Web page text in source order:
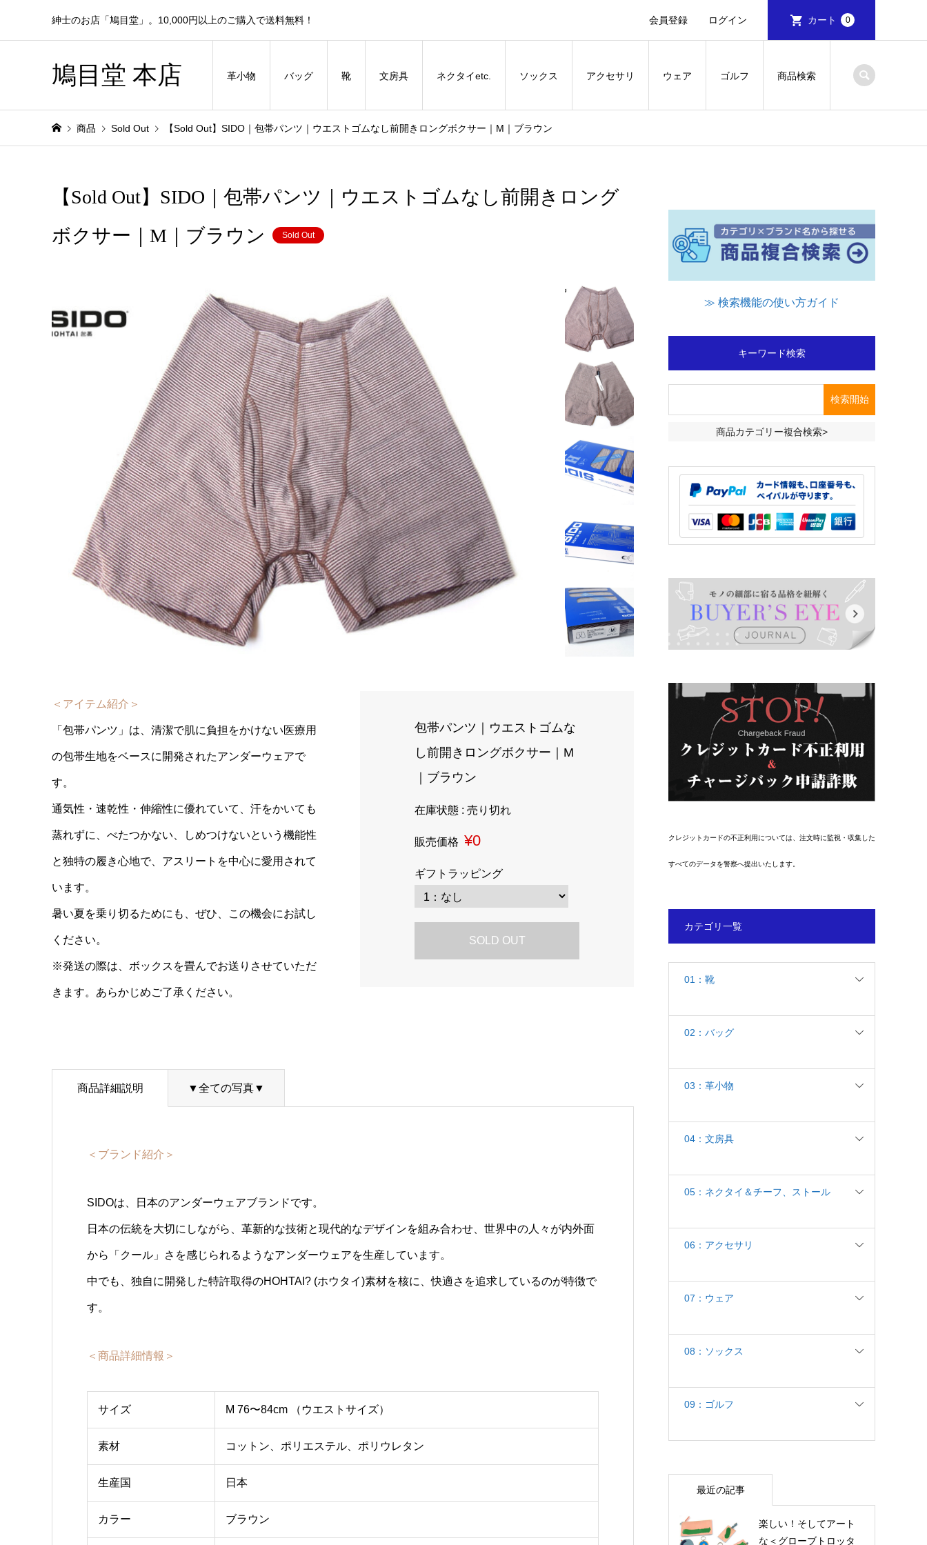
紳士のお店「鳩目堂」。10,000円以上のご購入で送料無料！ 会員登録 ログイン カート 0
鳩目堂 本店 革小物 バッグ 靴 文房具 ネクタイetc. ソックス アクセサリ ウェア ゴルフ 商品検索
商品 Sold Out 【Sold Out】SIDO｜包帯パンツ｜ウエストゴムなし前開きロングボクサー｜M｜ブラウン
【Sold Out】SIDO｜包帯パンツ｜ウエストゴムなし前開きロング
ボクサー｜M｜ブラウン
Sold Out
＜アイテム紹介＞
「包帯パンツ」は、清潔で肌に負担をかけない医療用
の包帯生地をベースに開発されたアンダーウェアで
す。
通気性・速乾性・伸縮性に優れていて、汗をかいても
蒸れずに、べたつかない、しめつけないという機能性
と独特の履き心地で、アスリートを中心に愛用されて
います。
暑い夏を乗り切るためにも、ぜひ、この機会にお試し
ください。
※発送の際は、ボックスを畳んでお送りさせていただ
きます。あらかじめご了承ください。
包帯パンツ｜ウエストゴムな
し前開きロングボクサー｜M
｜ブラウン
在庫状態 : 売り切れ
販売価格 ¥0
ギフトラッピング
SOLD OUT
商品詳細説明 ▼全ての写真▼
＜ブランド紹介＞
SIDOは、日本のアンダーウェアブランドです。
日本の伝統を大切にしながら、革新的な技術と現代的なデザインを組み合わせ、世界中の人々が内外面
から「クール」さを感じられるようなアンダーウェアを生産しています。
中でも、独自に開発した特許取得のHOHTAI? (ホウタイ)素材を核に、快適さを追求しているのが特徴で
す。
＜商品詳細情報＞
サイズ M 76〜84cm （ウエストサイズ）
素材 コットン、ポリエステル、ポリウレタン
生産国 日本
カラー ブラウン
≫ 検索機能の使い方ガイド
キーワード検索
商品カテゴリー複合検索>
クレジットカードの不正利用については、注文時に監視・収集した
すべてのデータを警察へ提出いたします。
カテゴリ一覧
01：靴
02：バッグ
03：革小物
04：文房具
05：ネクタイ＆チーフ、ストール
06：アクセサリ
07：ウェア
08：ソックス
09：ゴルフ
最近の記事
楽しい！そしてアート
な＜グローブトロッタ